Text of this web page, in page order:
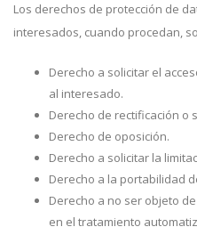
Los derechos de protección de
interesados, cuando procedan,
Derecho a solicitar el
al interesado.
Derecho de rectificación o
Derecho de oposición.
Derecho a solicitar la
Derecho a la portabilidad
Derecho a no ser objeto
en el tratamiento